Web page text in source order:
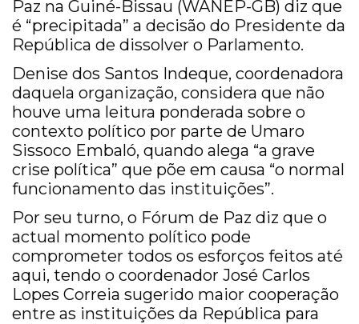
Paz na Guiné-Bissau (WANEP-GB) diz que
é “precipitada” a decisão do Presidente da
República de dissolver o Parlamento.
Denise dos Santos Indeque, coordenadora
daquela organização, considera que não
houve uma leitura ponderada sobre o
contexto político por parte de Umaro
Sissoco Embaló, quando alega “a grave
crise política” que põe em causa “o normal
funcionamento das instituições”.
Por seu turno, o Fórum de Paz diz que o
actual momento político pode
comprometer todos os esforços feitos até
aqui, tendo o coordenador José Carlos
Lopes Correia sugerido maior cooperação
entre as instituições da República para